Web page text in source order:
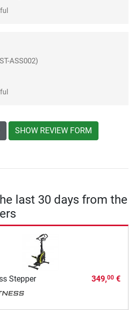
ASS002)
SHOW REVIEW FORM
last 30 days from the
Stepper 349,00€